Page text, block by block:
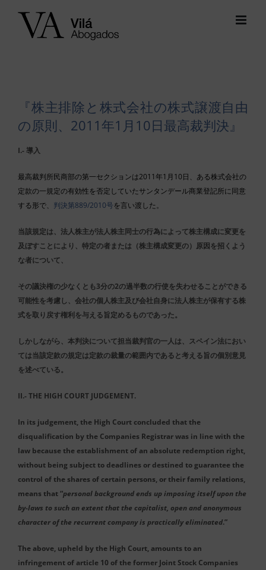
『株主排除と株式会社の株式譲渡自由
の原則、2011年1月10日最高裁判決』
I.- 導入
最高裁判所民商部の第一セクションは2011年1月10日、ある株式会社の
定款の一規定の有効性を否定していたサンタンデール商業登記所に同意
する形で、 判決第889/2010号を言い渡した。
当該規定は、法人株主が法人株主同士の行為によって株主構成に変更を
及ぼすことにより、特定の者または（株主構成変更の）原因を招くよう
な者について、
その議決権の少なくとも3分の2の過半数の行使を失わせることができる
可能性を考慮し、会社の個人株主及び会社自身に法人株主が保有する株
式を取り戻す権利を与える旨定めるものであった。
しかしながら、本判決について担当裁判官の一人は、スペイン法におい
ては当該定款の規定は定款の裁量の範囲内であると考える旨の個別意見
を述べている。
II.- THE HIGH COURT JUDGEMENT.
In its judgement, the High Court concluded that the
disqualification by the Companies Registrar was in line with the
law because the establishment of an absolute redemption right,
without being subject to deadlines or destined to guarantee the
control of the shares of certain persons, or their family relations,
means that “personal background ends up imposing itself upon the
by-laws to such an extent that the capitalist, open and anonymous
character of the recurrent company is practically eliminated.”
The above, upheld by the High Court, amounts to an
infringement of article 10 of the former Joint Stock Companies